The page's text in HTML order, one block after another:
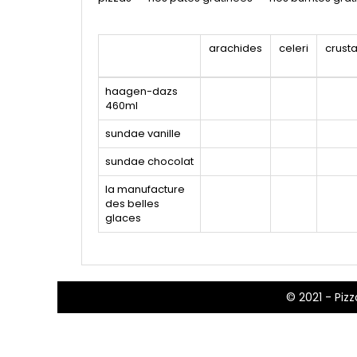
arachides celeri
haagen-dazs
460ml
sundae vanille
sundae chocolat
la manufacture
des belles
glaces
© 2021 -